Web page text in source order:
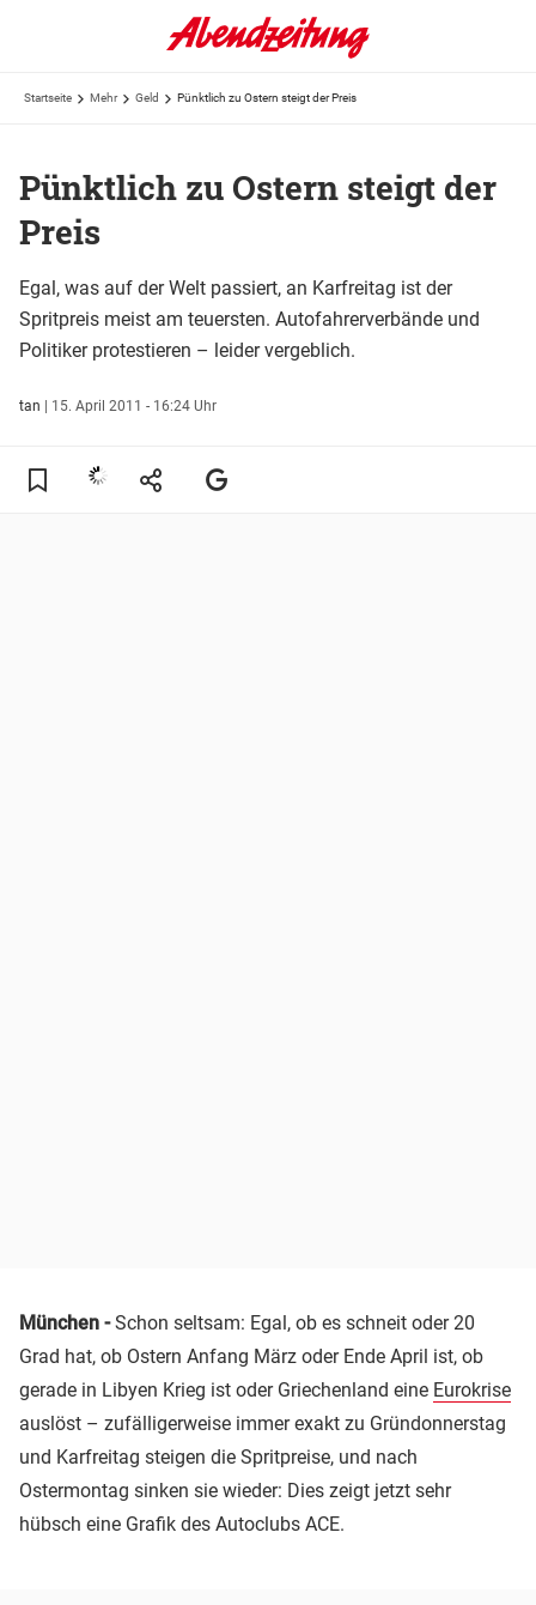
Startseite Mehr Geld Pünktlich zu Ostern steigt der Preis
Pünktlich zu Ostern steigt der
Preis
Egal, was auf der Welt passiert, an Karfreitag ist der
Spritpreis meist am teuersten. Autofahrerverbände und
Politiker protestieren – leider vergeblich.
tan | 15. April 2011 - 16:24 Uhr
München -Schon seltsam: Egal, ob es schneit oder 20
Grad hat, ob Ostern Anfang März oder Ende April ist, ob
gerade in Libyen Krieg ist oder Griechenland eine Eurokrise
auslöst – zufälligerweise immer exakt zu Gründonnerstag
und Karfreitag steigen die Spritpreise, und nach
Ostermontag sinken sie wieder: Dies zeigt jetzt sehr
hübsch eine Grafik des Autoclubs ACE.